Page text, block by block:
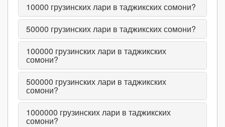
10000 грузинских лари в таджикских сомони?
50000 грузинских лари в таджикских сомони?
100000 грузинских лари в таджикских
сомони?
500000 грузинских лари в таджикских
сомони?
1000000 грузинских лари в таджикских
сомони?